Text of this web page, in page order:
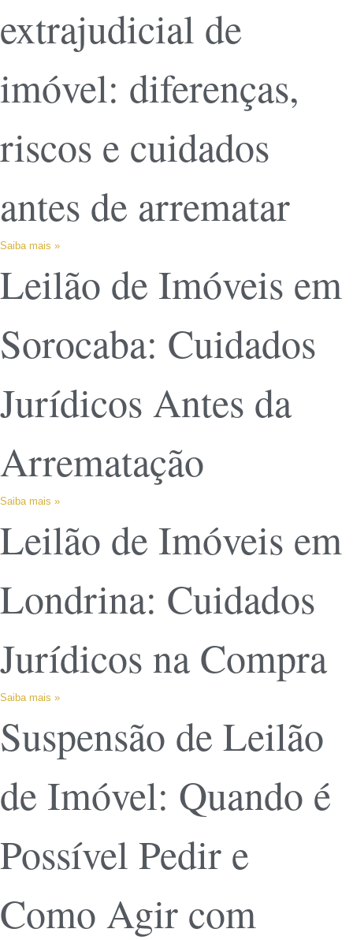
extrajudicial de
imóvel: diferenças,
riscos e cuidados
antes de arrematar
Saiba mais »
Leilão de Imóveis em
Sorocaba: Cuidados
Jurídicos Antes da
Arrematação
Saiba mais »
Leilão de Imóveis em
Londrina: Cuidados
Jurídicos na Compra
Saiba mais »
Suspensão de Leilão
de Imóvel: Quando é
Possível Pedir e
Como Agir com